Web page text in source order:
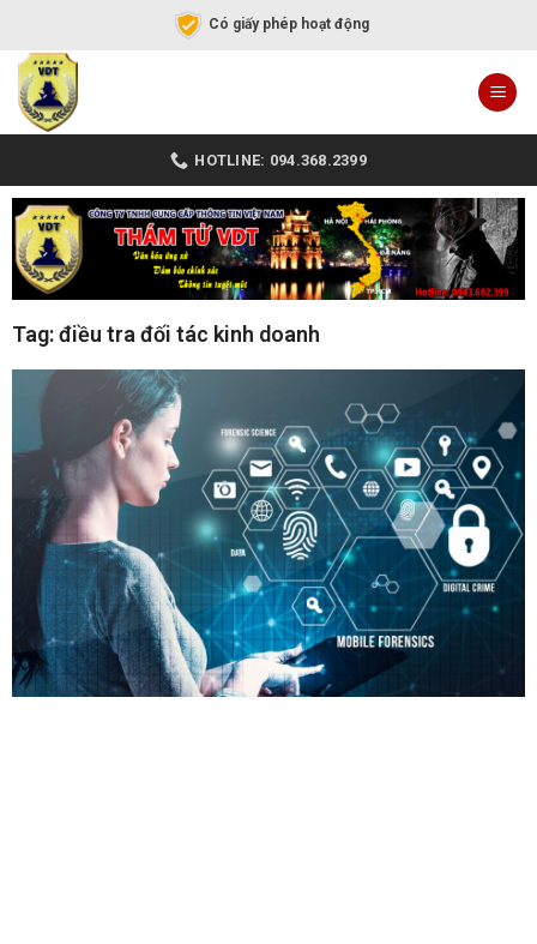
Có giấy phép hoạt động
HOTLINE: 094.368.2399
Tag: điều tra đối tác kinh doanh